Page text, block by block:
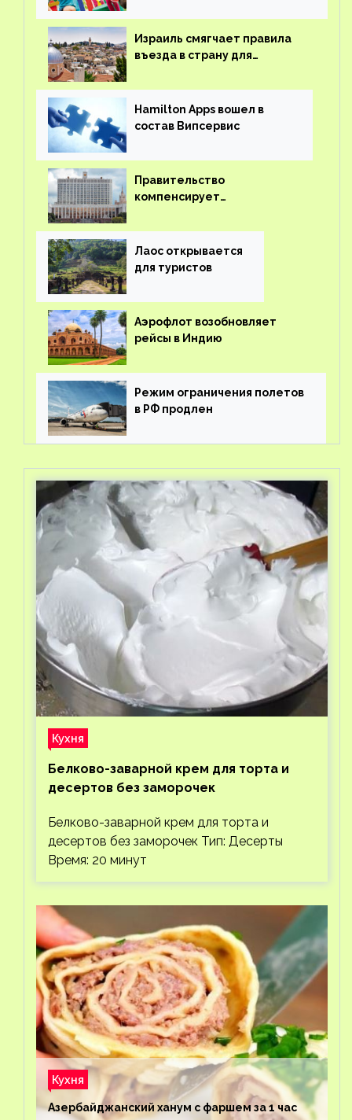
Израиль смягчает правила
въезда в страну для
Hamilton Apps вошел в
состав Випсервис
Правительство
компенсирует
вывоз россиян из-за рубежа
Лаос открывается
для туристов
Аэрофлот возобновляет
рейсы в Индию
Режим ограничения полетов
в РФ продлен
Кухня
Белково-заварной крем для торта и
десертов без заморочек
Белково-заварной крем для торта и
десертов без заморочек Тип: Десерты
Время: 20 минут
Кухня
Азербайджанский ханум с фаршем за 1 час